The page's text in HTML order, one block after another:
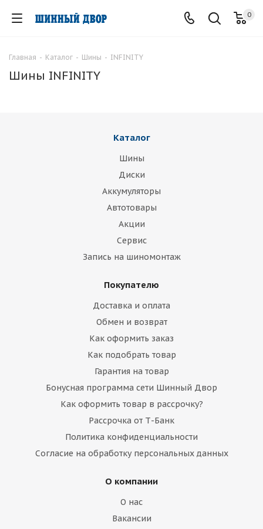
0
Главная - Каталог - Шины - INFINITY
Шины INFINITY
Каталог
Шины
Диски
Аккумуляторы
Автотовары
Акции
Сервис
Запись на шиномонтаж
Покупателю
Доставка и оплата
Обмен и возврат
Как оформить заказ
Как подобрать товар
Гарантия на товар
Бонусная программа сети Шинный Двор
Как оформить товар в рассрочку?
Рассрочка от Т-Банк
Политика конфиденциальности
Согласие на обработку персональных данных
О компании
О нас
Вакансии